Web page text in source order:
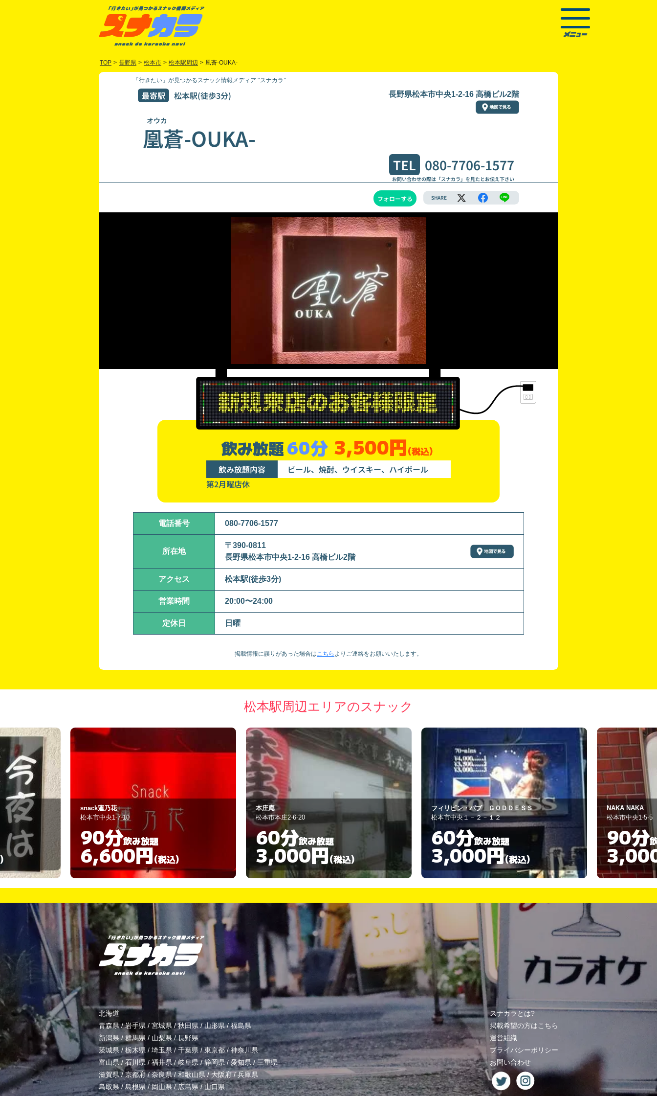
TOP > 長野県 > 松本市 > 松本駅周辺 > 凰蒼-OUKA-
「行きたい」が見つかるスナック情報メディア “スナカラ”
最寄駅 松本駅(徒歩3分) 長野県松本市中央1-2-16 高橋ビル2階
オウカ
凰蒼-OUKA-
TEL 080-7706-1577
お問い合わせの際は「スナカラ」を見たとお伝え下さい
フォローする SHARE
飲み放題60分 3,500円(税込)
飲み放題内容
ビール、焼酎、ウイスキー、ハイボール
第2月曜店休
電話番号 080-7706-1577
所在地
〒390-0811
長野県松本市中央1-2-16 高橋ビル2階
アクセス 松本駅(徒歩3分)
営業時間 20:00〜24:00
定休日 日曜
掲載情報に誤りがあった場合はこちら より ご連絡をお願いいたします。
松本駅周辺エリアのスナック
本庄庵
松本市本庄2-6-20
60分飲み放題
3,000円(税込)
フィリピン・パブ ＧＯＤＤＥＳＳ
松本市中央１－２－１２
60分飲み放題
3,000円(税込)
NAKA NAKA
松本市中央1-5-5
90分飲み放題
3,000円(税込)
スナック ＹＯＡ
松本市大手４丁
60分
北海道
青森県/岩手県 / 宮城県 /秋田県 /山形県/福島県
新潟県 / 群馬県 / 山梨県/長野県
茨城県 / 栃木県 / 埼玉県/ 千葉県 /東京都/神奈川県
富山県/ 石川県 / 福井県/岐阜県/静岡県/ 愛知県 / 三重県
滋賀県/京都府/奈良県/和歌山県 /大阪府/兵庫県
鳥取県/島根県/岡山県/広島県/山口県
スナカラとは?
掲載希望の方はこちら
運営組織
プライバシーポリシー
お問い合わせ